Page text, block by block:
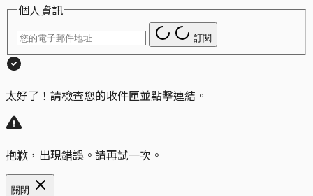
個人資訊
訂閱
太好了！請檢查您的收件匣並點擊連結。
抱歉，出現錯誤。請再試一次。
關閉